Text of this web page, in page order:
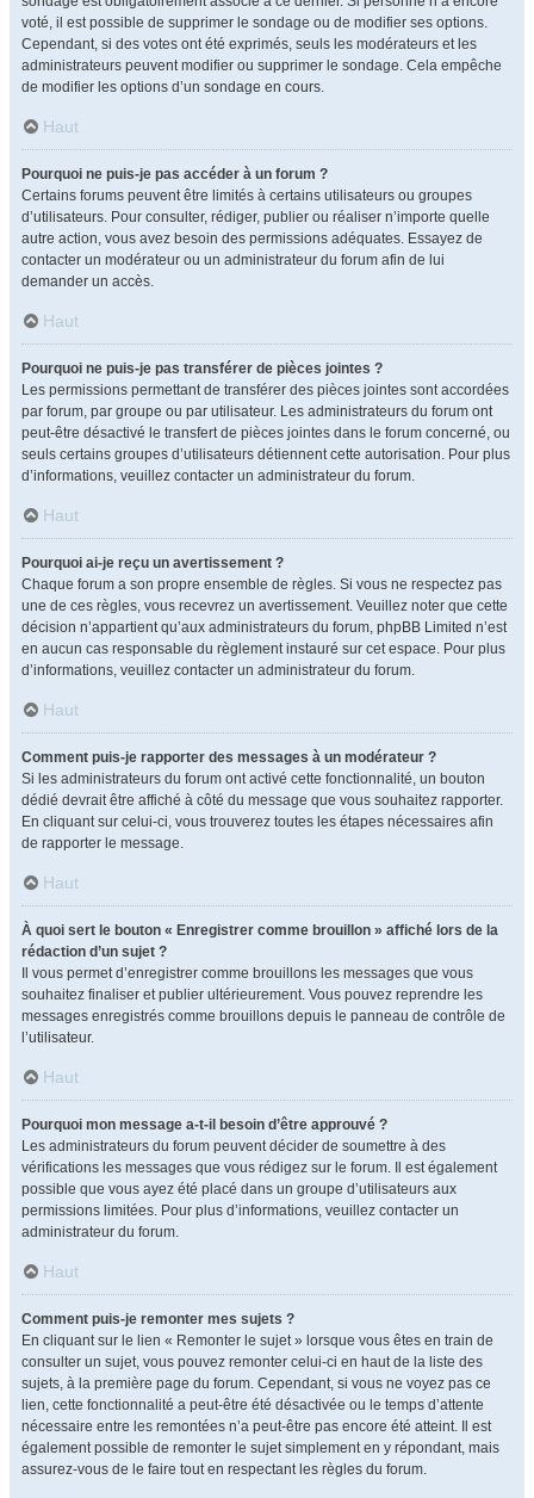
voté, il est possible de supprimer le sondage ou de modifier ses options.
Cependant, si des votes ont été exprimés, seuls les modérateurs et les
administrateurs peuvent modifier ou supprimer le sondage. Cela empêche
de modifier les options d’un sondage en cours.
Haut
Pourquoi ne puis-je pas accéder à un forum ?
Certains forums peuvent être limités à certains utilisateurs ou groupes
d’utilisateurs. Pour consulter, rédiger, publier ou réaliser n’importe quelle
autre action, vous avez besoin des permissions adéquates. Essayez de
contacter un modérateur ou un administrateur du forum afin de lui
demander un accès.
Haut
Pourquoi ne puis-je pas transférer de pièces jointes ?
Les permissions permettant de transférer des pièces jointes sont accordées
par forum, par groupe ou par utilisateur. Les administrateurs du forum ont
peut-être désactivé le transfert de pièces jointes dans le forum concerné, ou
seuls certains groupes d’utilisateurs détiennent cette autorisation. Pour plus
d’informations, veuillez contacter un administrateur du forum.
Haut
Pourquoi ai-je reçu un avertissement ?
Chaque forum a son propre ensemble de règles. Si vous ne respectez pas
une de ces règles, vous recevrez un avertissement. Veuillez noter que cette
décision n’appartient qu’aux administrateurs du forum, phpBB Limited n’est
en aucun cas responsable du règlement instauré sur cet espace. Pour plus
d’informations, veuillez contacter un administrateur du forum.
Haut
Comment puis-je rapporter des messages à un modérateur ?
Si les administrateurs du forum ont activé cette fonctionnalité, un bouton
dédié devrait être affiché à côté du message que vous souhaitez rapporter.
En cliquant sur celui-ci, vous trouverez toutes les étapes nécessaires afin
de rapporter le message.
Haut
À quoi sert le bouton « Enregistrer comme brouillon » affiché lors de la
rédaction d’un sujet ?
Il vous permet d’enregistrer comme brouillons les messages que vous
souhaitez finaliser et publier ultérieurement. Vous pouvez reprendre les
messages enregistrés comme brouillons depuis le panneau de contrôle de
l’utilisateur.
Haut
Pourquoi mon message a-t-il besoin d’être approuvé ?
Les administrateurs du forum peuvent décider de soumettre à des
vérifications les messages que vous rédigez sur le forum. Il est également
possible que vous ayez été placé dans un groupe d’utilisateurs aux
permissions limitées. Pour plus d’informations, veuillez contacter un
administrateur du forum.
Haut
Comment puis-je remonter mes sujets ?
En cliquant sur le lien « Remonter le sujet » lorsque vous êtes en train de
consulter un sujet, vous pouvez remonter celui-ci en haut de la liste des
sujets, à la première page du forum. Cependant, si vous ne voyez pas ce
lien, cette fonctionnalité a peut-être été désactivée ou le temps d’attente
nécessaire entre les remontées n’a peut-être pas encore été atteint. Il est
également possible de remonter le sujet simplement en y répondant, mais
assurez-vous de le faire tout en respectant les règles du forum.